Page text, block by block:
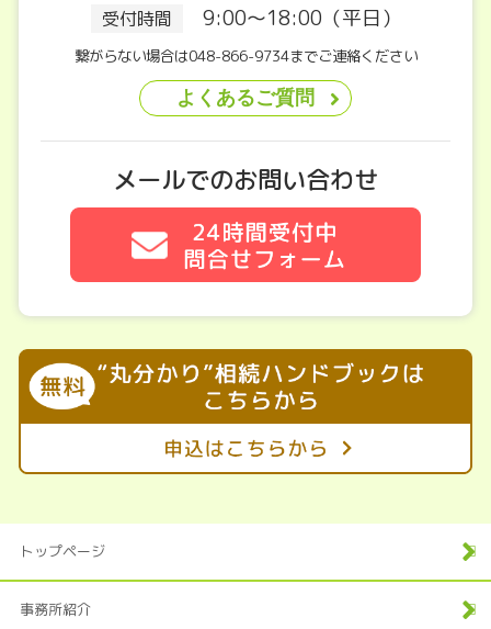
受付時間 9:00～18:00（平日）
繋がらない場合は048-866-9734までご連絡ください
よくあるご質問
メールでのお問い合わせ
トップページ
事務所紹介